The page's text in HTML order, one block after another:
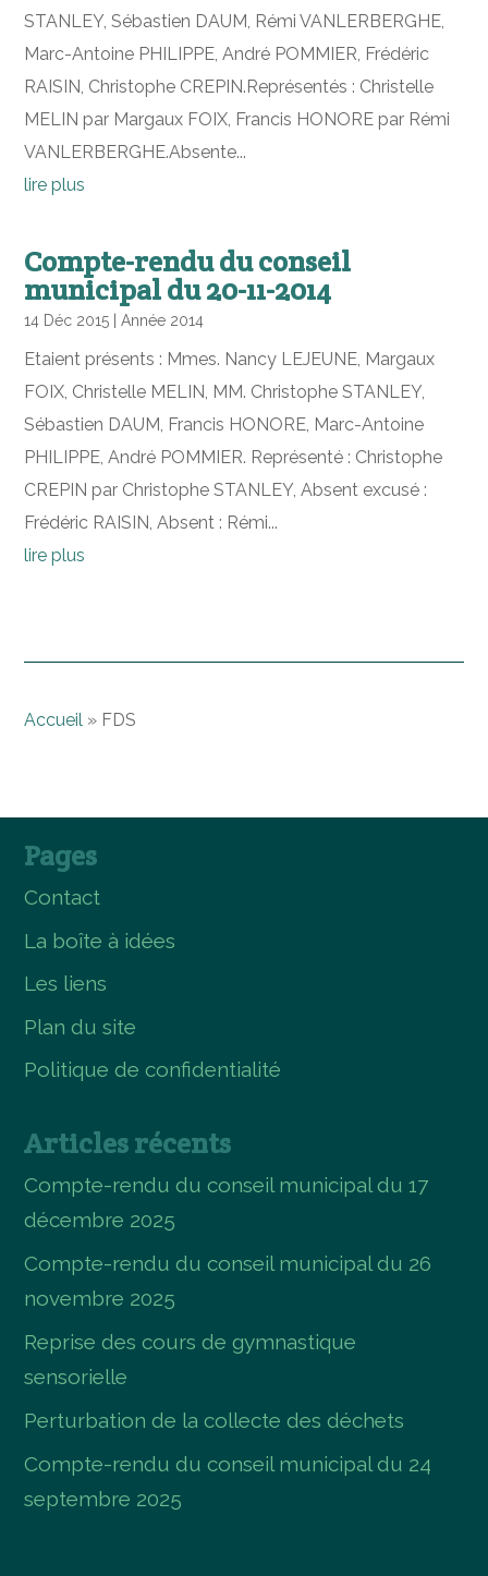
STANLEY, Sébastien DAUM, Rémi VANLERBERGHE,
Marc-Antoine PHILIPPE, André POMMIER, Frédéric
RAISIN, Christophe CREPIN.Représentés : Christelle
MELIN par Margaux FOIX, Francis HONORE par Rémi
VANLERBERGHE.Absente...
lire plus
Compte-rendu du conseil
municipal du 20-11-2014
14 Déc 2015 |Année 2014
Etaient présents : Mmes. Nancy LEJEUNE, Margaux
FOIX, Christelle MELIN, MM. Christophe STANLEY,
Sébastien DAUM, Francis HONORE, Marc-Antoine
PHILIPPE, André POMMIER. Représenté : Christophe
CREPIN par Christophe STANLEY, Absent excusé :
Frédéric RAISIN, Absent : Rémi...
lire plus
Accueil » FDS
Pages
Contact
La boîte à idées
Les liens
Plan du site
Politique de confidentialité
Articles récents
Compte-rendu du conseil municipal du 17
décembre 2025
Compte-rendu du conseil municipal du 26
novembre 2025
Reprise des cours de gymnastique
sensorielle
Perturbation de la collecte des déchets
Compte-rendu du conseil municipal du 24
septembre 2025